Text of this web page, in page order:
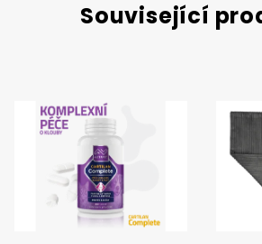
Související